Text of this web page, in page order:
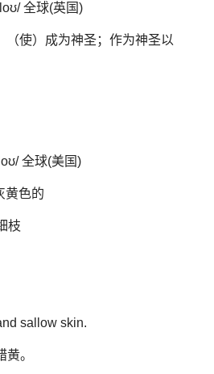
全球(英国)
使）成为神圣；作为神圣以
全球(美国)
黄色的
枝
sallow skin.
。